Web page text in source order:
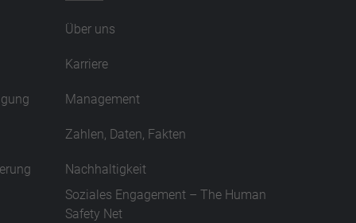
Über uns
Karriere
Management
Zahlen, Daten, Fakten
Nachhaltigkeit
Soziales Engagement – The Human
Safety Net